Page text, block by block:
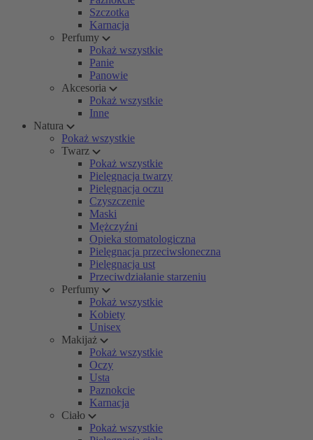
Szczotka
Karnacja
Perfumy
Pokaż wszystkie
Panie
Panowie
Akcesoria
Pokaż wszystkie
Inne
Natura
Pokaż wszystkie
Twarz
Pokaż wszystkie
Pielęgnacja twarzy
Pielęgnacja oczu
Czyszczenie
Maski
Mężczyźni
Opieka stomatologiczna
Pielęgnacja przeciwsłoneczna
Pielęgnacja ust
Przeciwdziałanie starzeniu
Perfumy
Pokaż wszystkie
Kobiety
Unisex
Makijaż
Pokaż wszystkie
Oczy
Usta
Paznokcie
Karnacja
Ciało
Pokaż wszystkie